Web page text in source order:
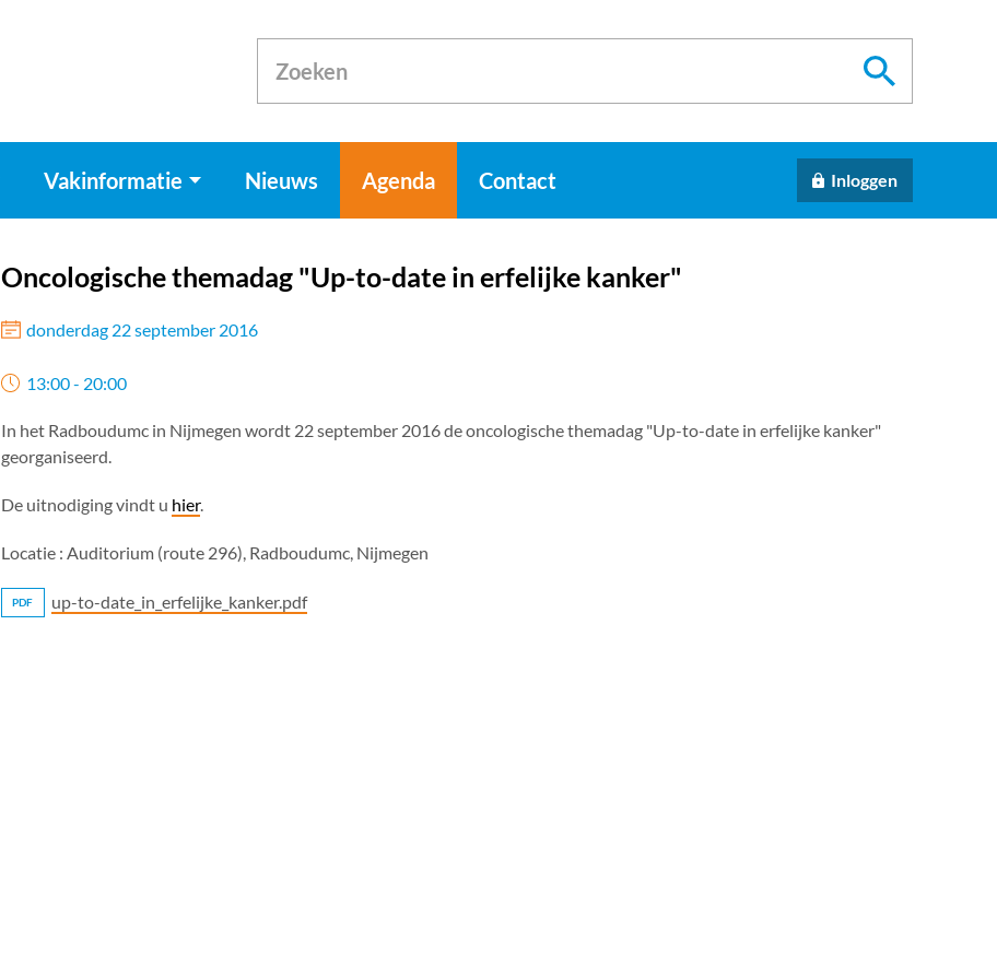
Vakinformatie Nieuws Agenda Contact Inloggen
Oncologische themadag "Up-to-date in erfelijke kanker"
donderdag 22 september 2016
13:00 - 20:00
In het Radboudumc in Nijmegen wordt 22 september 2016 de oncologische themadag "Up-to-date in erfelijke kanker"
georganiseerd.
De uitnodiging vindt u hier.
Locatie : Auditorium (route 296), Radboudumc, Nijmegen
PDF up-to-date_in_erfelijke_kanker.pdf